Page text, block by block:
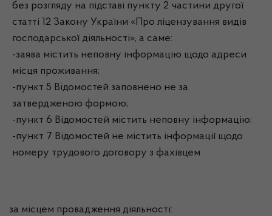
без розгляду на підставі пункту 2 частини другої
статті 12 Закону України «Про ліцензування видів
господарської діяльності», а саме:
-заява містить неповну інформацію щодо адреси
місця проживання;
-пункт 5 Відомостей заповнено не за
затвердженою формою;
-пункт 6 Відомостей містить неповну інформацію;
-пункт 7 Відомостей не містить інформації щодо
номеру трудового договору з фахівцем
за місцем провадження діяльності: